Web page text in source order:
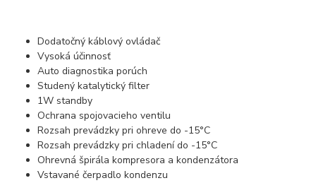
Dodatočný káblový ovládač
Vysoká účinnosť
Auto diagnostika porúch
Studený katalytický filter
1W standby
Ochrana spojovacieho ventilu
Rozsah prevádzky pri ohreve do -15°C
Rozsah prevádzky pri chladení do -15°C
Ohrevná špirála kompresora a kondenzátora
Vstavané čerpadlo kondenzu